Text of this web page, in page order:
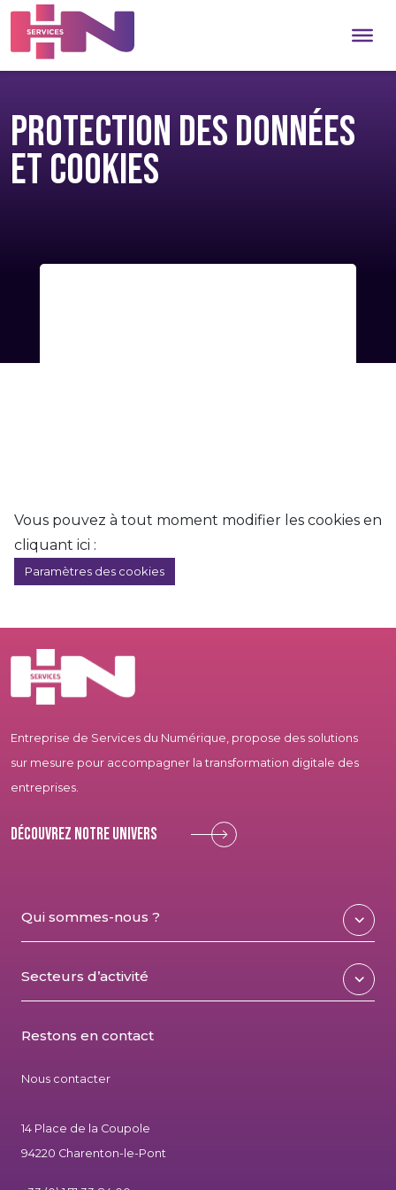
Protection des données
et cookies
Vous pouvez à tout moment modifier les cookies en
cliquant ici :
Paramètres des cookies
Entreprise de Services du Numérique, propose des solutions
sur mesure pour accompagner la transformation digitale des
entreprises.
Découvrez notre univers
Qui sommes-nous ?
Secteurs d’activité
Restons en contact
Nous contacter
14 Place de la Coupole
94220 Charenton-le-Pont